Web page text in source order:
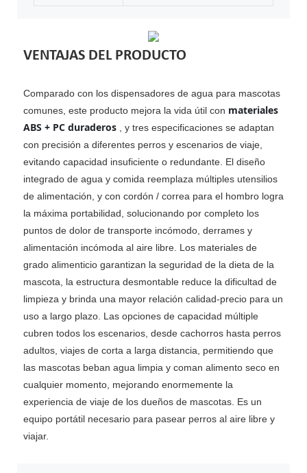
VENTAJAS DEL PRODUCTO
Comparado con los dispensadores de agua para mascotas
comunes, este producto mejora la vida útil con materiales
ABS + PC duraderos, y tres especificaciones se adaptan
con precisión a diferentes perros y escenarios de viaje,
evitando capacidad insuficiente o redundante. El diseño
integrado de agua y comida reemplaza múltiples utensilios
de alimentación, y con cordón / correa para el hombro logra
la máxima portabilidad, solucionando por completo los
puntos de dolor de transporte incómodo, derrames y
alimentación incómoda al aire libre. Los materiales de
grado alimenticio garantizan la seguridad de la dieta de la
mascota, la estructura desmontable reduce la dificultad de
limpieza y brinda una mayor relación calidad-precio para un
uso a largo plazo. Las opciones de capacidad múltiple
cubren todos los escenarios, desde cachorros hasta perros
adultos, viajes de corta a larga distancia, permitiendo que
las mascotas beban agua limpia y coman alimento seco en
cualquier momento, mejorando enormemente la
experiencia de viaje de los dueños de mascotas. Es un
equipo portátil necesario para pasear perros al aire libre y
viajar.